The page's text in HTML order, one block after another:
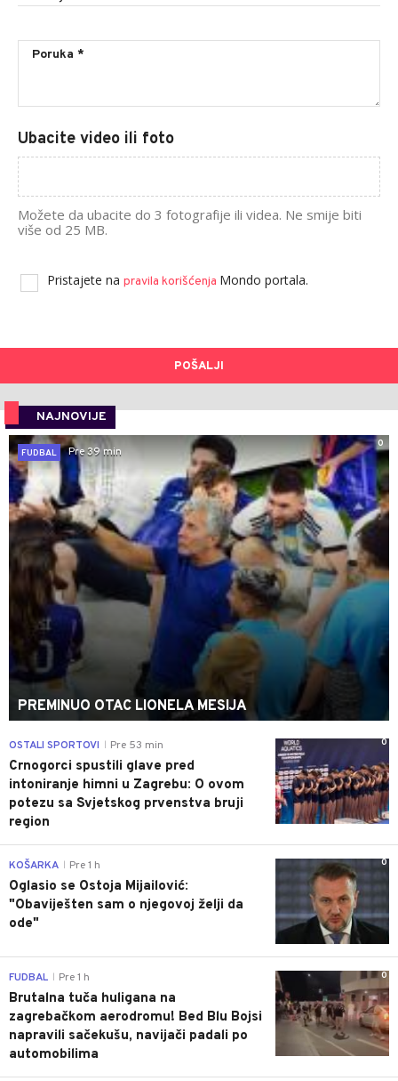
Ubacite video ili foto
Možete da ubacite do 3 fotografije ili videa. Ne smije biti
više od 25 MB.
Pristajete na pravila korišćenja Mondo portala.
POŠALJI
NAJNOVIJE
0
FUDBAL
Pre 39 min
PREMINUO OTAC LIONELA MESIJA
0
OSTALI SPORTOVI Pre 53 min
Crnogorci spustili glave pred
intoniranje himni u Zagrebu: O ovom
potezu sa Svjetskog prvenstva bruji
region
0
KOŠARKA Pre 1 h
Oglasio se Ostoja Mijailović:
"Obaviješten sam o njegovoj želji da
ode"
0
FUDBAL Pre 1 h
Brutalna tuča huligana na
zagrebačkom aerodromu! Bed Blu Bojsi
napravili sačekušu, navijači padali po
automobilima